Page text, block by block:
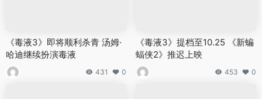
《毒液3》即将顺利杀青 汤姆·
哈迪继续扮演毒液
431 0
《毒液3》提档至10.25 《新蝙
蝠侠2》推迟上映
453 0